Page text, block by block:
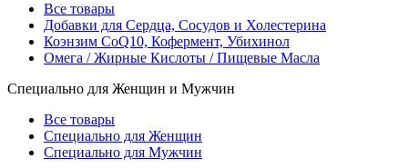
Все товары
Добавки для Сердца, Сосудов и Холестерина
Коэнзим CoQ10, Кофермент, Убихинол
Омега / Жирные Кислоты / Пищевые Масла
Специально для Женщин и Мужчин
Все товары
Специально для Женщин
Специально для Мужчин